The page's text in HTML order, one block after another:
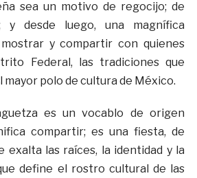
sea un motivo de regocijo; de
y desde luego, una magnífica
y compartir con quienes
Federal, las tradiciones que
mayor polo de cultura de México.
es un vocablo de origen
compartir; es una fiesta, de
exalta las raíces, la identidad y la
define el rostro cultural de las